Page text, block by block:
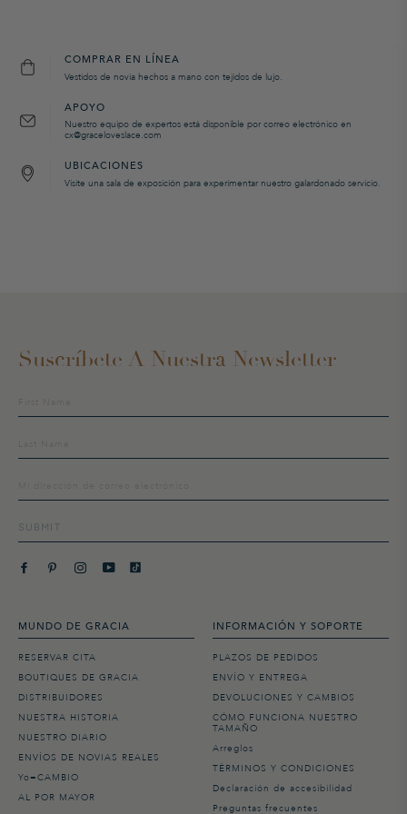
COMPRAR EN LÍNEA
Vestidos de novia hechos a mano con tejidos de lujo.
APOYO
Nuestro equipo de expertos está disponible por correo electrónico en
cx@graceloveslace.com
UBICACIONES
Visite una sala de exposición para experimentar nuestro galardonado servicio.
MUNDO DE GRACIA
RESERVAR CITA
BOUTIQUES DE GRACIA
DISTRIBUIDORES
NUESTRA HISTORIA
NUESTRO DIARIO
ENVÍOS DE NOVIAS REALES
Yo=CAMBIO
AL POR MAYOR
INFORMACIÓN Y SOPORTE
PLAZOS DE PEDIDOS
ENVÍO Y ENTREGA
DEVOLUCIONES Y CAMBIOS
CÓMO FUNCIONA NUESTRO
TAMAÑO
Arreglos
TÉRMINOS Y CONDICIONES
Declaración de accesibilidad
Preguntas frecuentes
Suscríbete A Nuestra Newsletter
a
de
SUBMIT